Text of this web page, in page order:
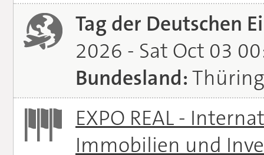
Tag der Deutschen
2026 - Sat Oct 03
Bundesland:
EXPO REAL -
Immobilien und